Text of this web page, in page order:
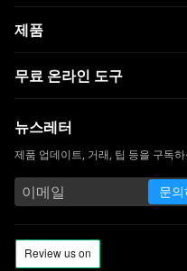
제품
무료 온라인 도구
뉴스레터
제품 업데이트, 거래, 팁 등을 구독
문의